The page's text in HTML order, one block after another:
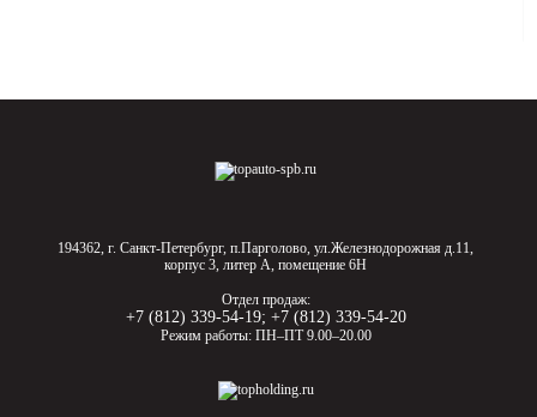
194362, г. Санкт-Петербург, п.Парголово, ул.Железнодорожная д.11,
корпус 3, литер А, помещение 6Н
Отдел продаж:
+7 (812) 339-54-19; +7 (812) 339-54-20
Режим работы: ПН–ПТ 9.00–20.00